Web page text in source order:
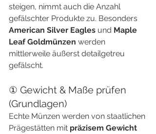
steigen, nimmt auch die Anzahl
gefälschter Produkte zu. Besonders
American Silver Eagles und Maple
Leaf Goldmünzen werden
mittlerweile äußerst detailgetreu
gefälscht.
① Gewicht & Maße prüfen
(Grundlagen)
Echte Münzen werden von staatlichen
Prägestätten mit präzisem Gewicht